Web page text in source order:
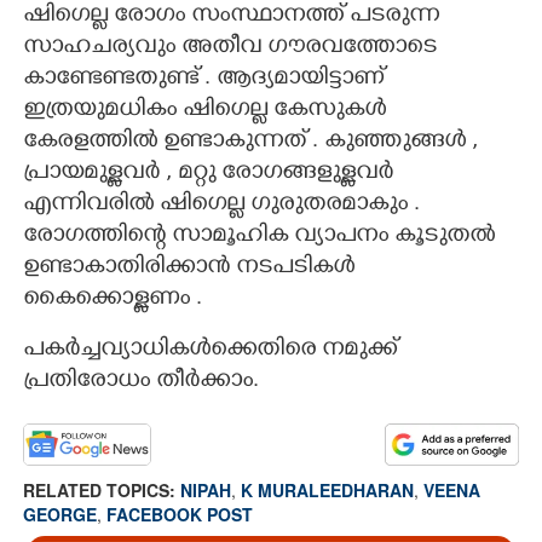
ഷിഗെല്ല രോഗം സംസ്ഥാനത്ത് പടരുന്ന
സാഹചര്യവും അതീവ ഗൗരവത്തോടെ
കാണ്ടേണ്ടതുണ്ട് . ആദ്യമായിട്ടാണ്
ഇത്രയുമധികം ഷിഗെല്ല കേസുകൾ
കേരളത്തിൽ ഉണ്ടാകുന്നത് . കുഞ്ഞുങ്ങൾ ,
പ്രായമുള്ളവർ , മറ്റു രോഗങ്ങളുള്ളവർ
എന്നിവരിൽ ഷിഗെല്ല ഗുരുതരമാകും .
രോഗത്തിന്റെ സാമൂഹിക വ്യാപനം കൂടുതൽ
ഉണ്ടാകാതിരിക്കാൻ നടപടികൾ
കൈക്കൊള്ളണം .
പകർച്ചവ്യാധികൾക്കെതിരെ നമുക്ക്
പ്രതിരോധം തീർക്കാം.
RELATED TOPICS: NIPAH, K MURALEEDHARAN, VEENA
GEORGE, FACEBOOK POST